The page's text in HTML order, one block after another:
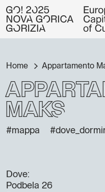
Home Appartamento
Maks
#mappa
Dove:
Podbela 26